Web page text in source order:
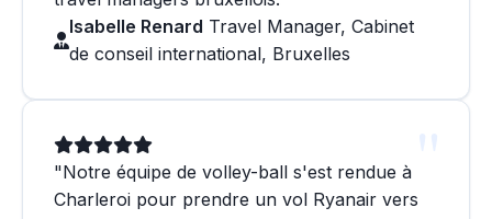
Isabelle Renard Travel Manager, Cabinet
de conseil international, Bruxelles
"Notre équipe de volley-ball s'est rendue à
Charleroi pour prendre un vol Ryanair vers